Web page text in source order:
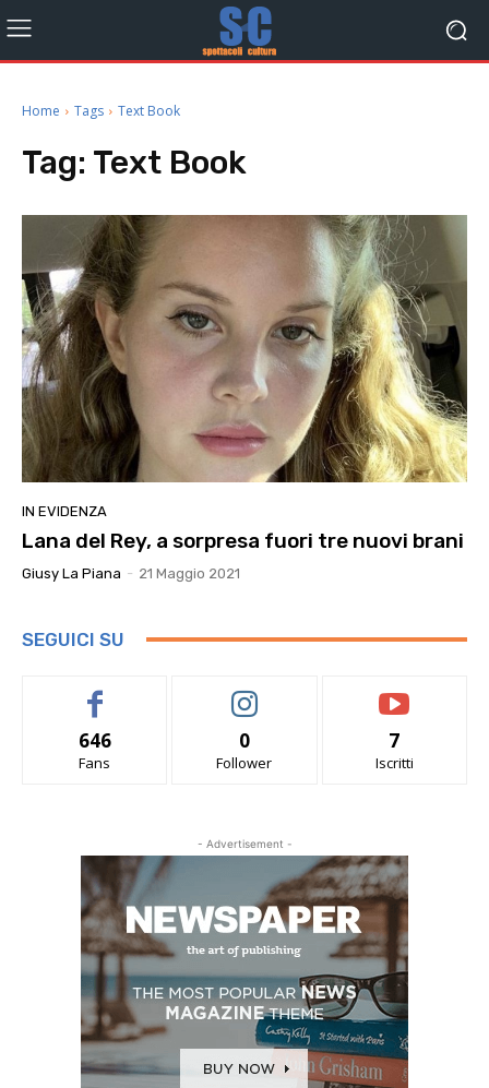
Home Tags Text Book
Tag: Text Book
IN EVIDENZA
Lana del Rey, a sorpresa fuori tre nuovi brani
Giusy La Piana - 21 Maggio 2021
SEGUICI SU
646
Fans
0
Follower
7
Iscritti
- Advertisement -